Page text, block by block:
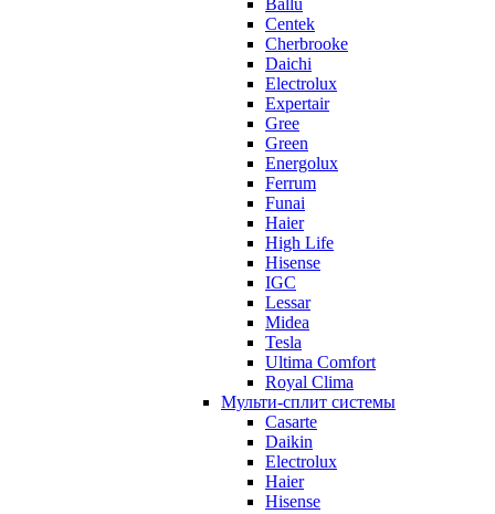
Ballu
Centek
Cherbrooke
Daichi
Electrolux
Expertair
Gree
Green
Energolux
Ferrum
Funai
Haier
High Life
Hisense
IGC
Lessar
Midea
Tesla
Ultima Comfort
Royal Clima
Мульти-сплит системы
Casarte
Daikin
Electrolux
Haier
Hisense